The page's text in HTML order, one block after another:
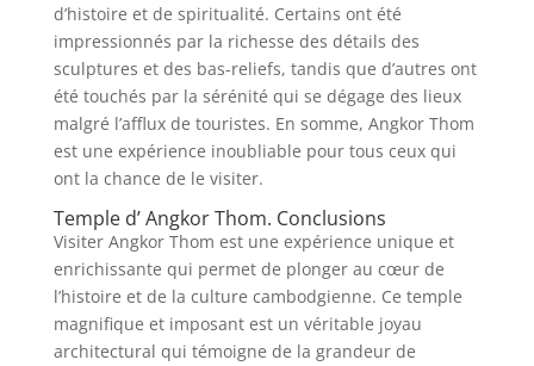
d’histoire et de spiritualité. Certains ont été
impressionnés par la richesse des détails des
sculptures et des bas-reliefs, tandis que d’autres ont
été touchés par la sérénité qui se dégage des lieux
malgré l’afflux de touristes. En somme, Angkor Thom
est une expérience inoubliable pour tous ceux qui
ont la chance de le visiter.
Temple d’ Angkor Thom. Conclusions
Visiter Angkor Thom est une expérience unique et
enrichissante qui permet de plonger au cœur de
l’histoire et de la culture cambodgienne. Ce temple
magnifique et imposant est un véritable joyau
architectural qui témoigne de la grandeur de